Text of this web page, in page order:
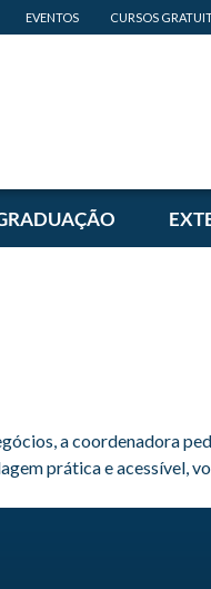
EVENTOS CURSOS
a coordenadora
prática e acessível,